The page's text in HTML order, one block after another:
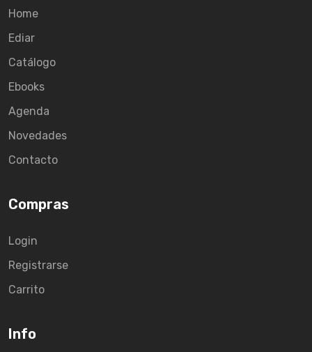
Home
Ediar
Catálogo
Ebooks
Agenda
Novedades
Contacto
Compras
Login
Registrarse
Carrito
Info